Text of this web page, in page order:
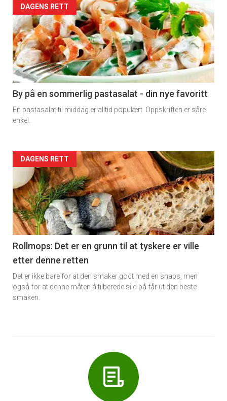
Forsiden
akkurat
nå
-
5
DAGENS RETT
By på en sommerlig pastasalat - din nye favoritt
En pastasalat til middag er alltid populært. Oppskriften er såre
enkel.
Forsiden
akkurat
nå
-
6
DAGENS RETT
Rollmops: Det er en grunn til at tyskere er ville
etter denne retten
Det er ikke bare for at den smaker godt med en snaps, men
også for at denne måten å tilberede sild på får ut den beste
smaken.